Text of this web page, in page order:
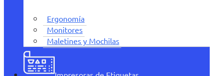
Ergonomía
Monitores
Maletines y Mochilas